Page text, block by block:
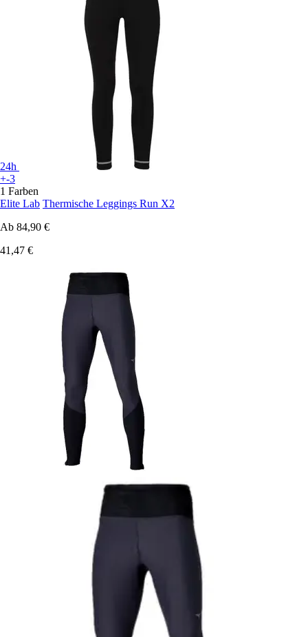
24h
+-3
1 Farben
Elite Lab Thermische Leggings Run X2
Ab 84,90 €
41,47 €